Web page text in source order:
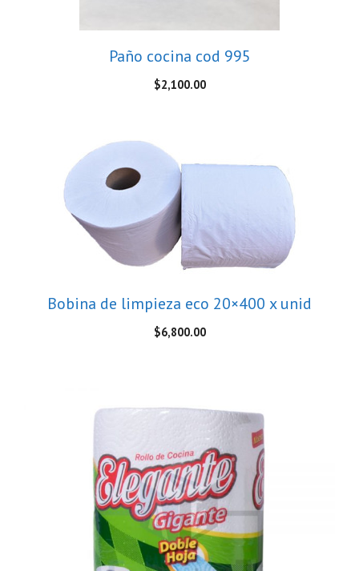
Paño cocina cod 995
$2,100.00
Bobina de limpieza eco 20×400 x unid
$6,800.00